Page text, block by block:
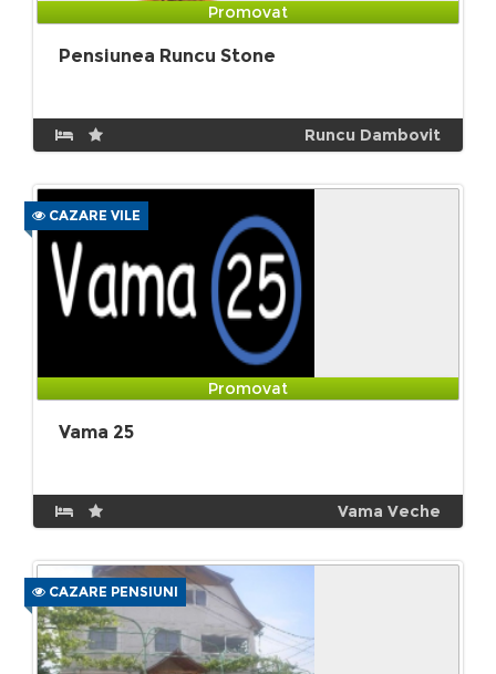
Promovat
Pensiunea Runcu Stone
Runcu Dambovit
CAZARE VILE
Promovat
Vama 25
Vama Veche
CAZARE PENSIUNI